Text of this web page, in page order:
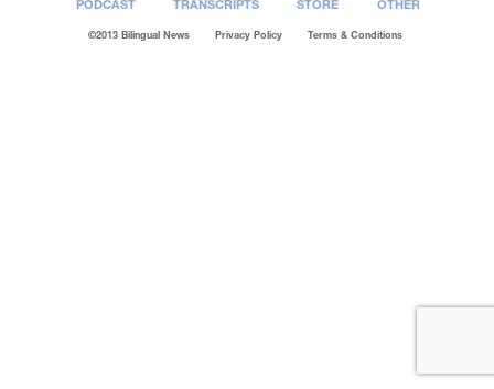
PODCAST TRANSCRIPTS STORE OTHER
©2013 Bilingual News Privacy Policy Terms & Conditions